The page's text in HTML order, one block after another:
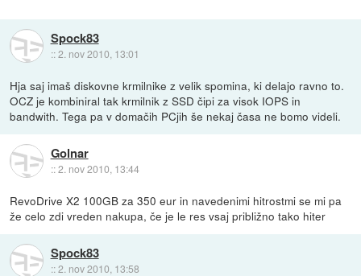
Spock83
::2. nov 2010, 13:01
Hja saj imaš diskovne krmilnike z velik spomina, ki delajo ravno to.
OCZ je kombiniral tak krmilnik z SSD čipi za visok IOPS in
bandwith. Tega pa v domačih PCjih še nekaj časa ne bomo videli.
Golnar
::2. nov 2010, 13:44
RevoDrive X2 100GB za 350 eur in navedenimi hitrostmi se mi pa
že celo zdi vreden nakupa, če je le res vsaj približno tako hiter
Spock83
::2. nov 2010, 13:58